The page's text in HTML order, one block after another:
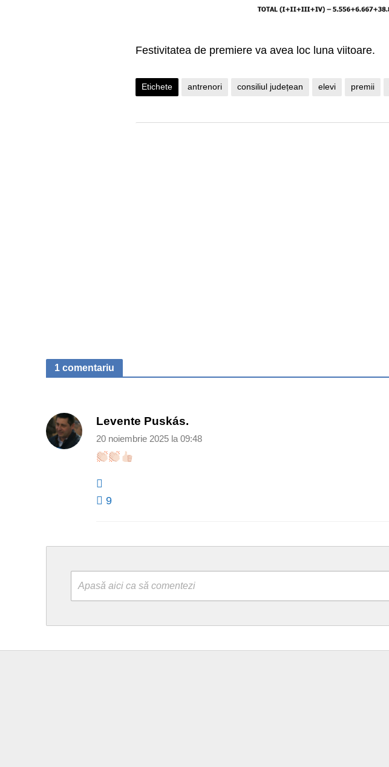
Festivitatea de premiere va avea loc luna viitoare.
Etichete antrenori consiliul județean elevi premii
1 comentariu
Levente Puskás.
20 noiembrie 2025 la 09:48
9
Apasă aici ca să comentezi